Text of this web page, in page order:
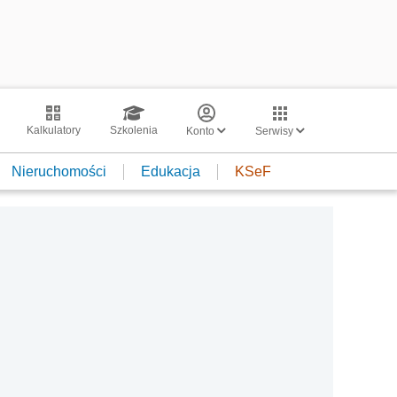
Kalkulatory Szkolenia Konto Serwisy
Nieruchomości Edukacja KSeF